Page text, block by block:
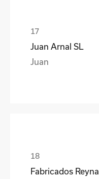
Juan Arnal SL
Juan
Fabricados Reyna